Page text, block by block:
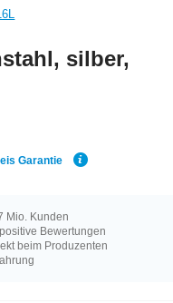
silber,
Garantie
Mio. Kunden
Bewertungen
beim Produzenten